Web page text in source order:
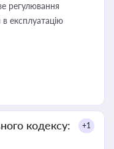
регулювання
в експлуатацію
кодексу:
+1